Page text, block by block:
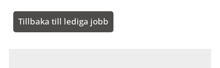
Tillbaka till lediga jobb